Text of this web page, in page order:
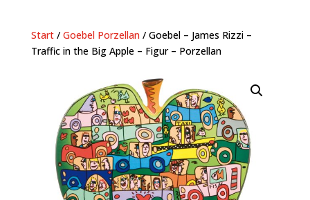
Start/ Goebel Porzellan/ Goebel – James Rizzi –
Traffic in the Big Apple – Figur – Porzellan